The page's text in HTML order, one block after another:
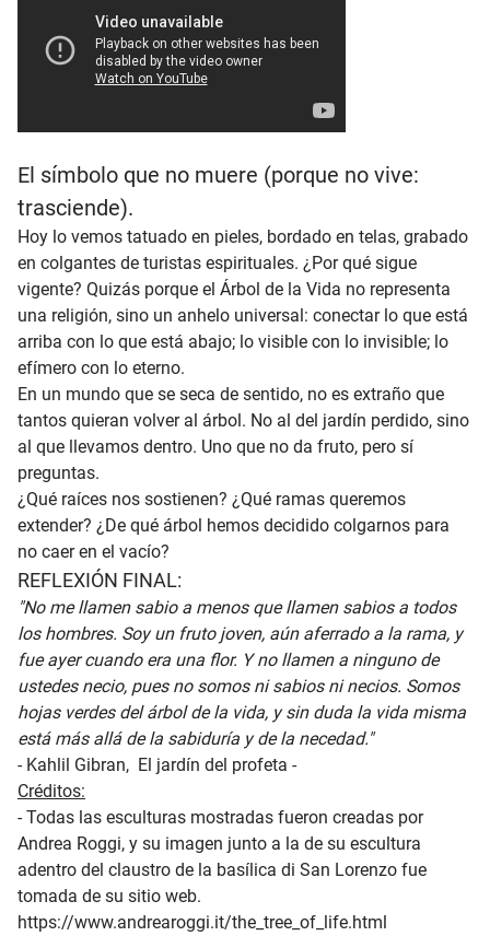
El símbolo que no muere (porque no vive:
trasciende).
Hoy lo vemos tatuado en pieles, bordado en telas, grabado
en colgantes de turistas espirituales. ¿Por qué sigue
vigente? Quizás porque el Árbol de la Vida no representa
una religión, sino un anhelo universal: conectar lo que está
arriba con lo que está abajo; lo visible con lo invisible; lo
efímero con lo eterno.
En un mundo que se seca de sentido, no es extraño que
tantos quieran volver al árbol. No al del jardín perdido, sino
al que llevamos dentro. Uno que no da fruto, pero sí
preguntas.
¿Qué raíces nos sostienen? ¿Qué ramas queremos
extender? ¿De qué árbol hemos decidido colgarnos para
no caer en el vacío?
REFLEXIÓN FINAL:
"No me llamen sabio a menos que llamen sabios a todos
los hombres. Soy un fruto joven, aún aferrado a la rama, y ​​
fue ayer cuando era una flor. Y no llamen a ninguno de
ustedes necio, pues no somos ni sabios ni necios. Somos
hojas verdes del árbol de la vida, y sin duda la vida misma
está más allá de la sabiduría y de la necedad."
- Kahlil Gibran, El jardín del profeta -
Créditos:
- Todas las esculturas mostradas fueron creadas por
Andrea Roggi, y su imagen junto a la de su escultura
adentro del claustro de la basílica di San Lorenzo fue
tomada de su sitio web.
https://www.andrearoggi.it/the_tree_of_life.html